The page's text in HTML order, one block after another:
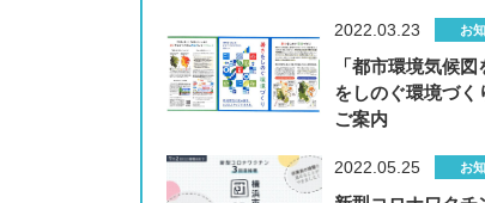
2022.03.23 お
「都市環境気候
をしのぐ環境づく
ご案内
2022.05.25 お